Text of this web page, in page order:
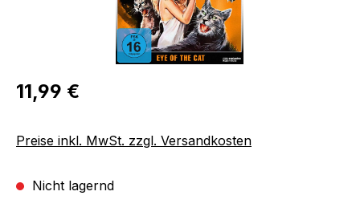
Regulärer Preis:
11,99 €
Preise inkl. MwSt. zzgl. Versandkosten
Nicht lagernd